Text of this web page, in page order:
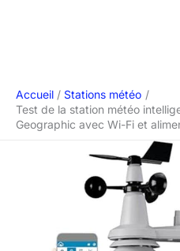
Accueil
Stations météo
Test de la station météo
Geographic avec Wi-Fi et